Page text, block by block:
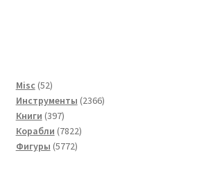
Misc 5252
товара
Инструменты 23662366
Книги 397397
товаров
Корабли 78227822
Фигуры 57725772